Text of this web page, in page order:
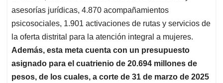
asesorías jurídicas, 4.870 acompañamientos
psicosociales, 1.901 activaciones de rutas y servicios de
la oferta distrital para la atención integral a mujeres.
Además, esta meta cuenta con un presupuesto
asignado para el cuatrienio de 20.694 millones de
pesos, de los cuales, a corte de 31 de marzo de 2025